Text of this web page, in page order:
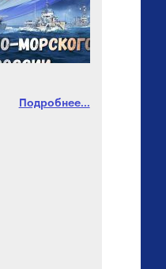
Подробнее...